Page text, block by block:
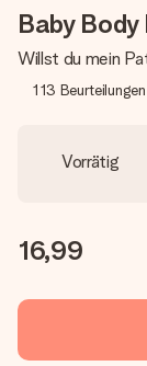
Baby
Willst du mein
113 Beurteilungen
Vorrätig
16,99